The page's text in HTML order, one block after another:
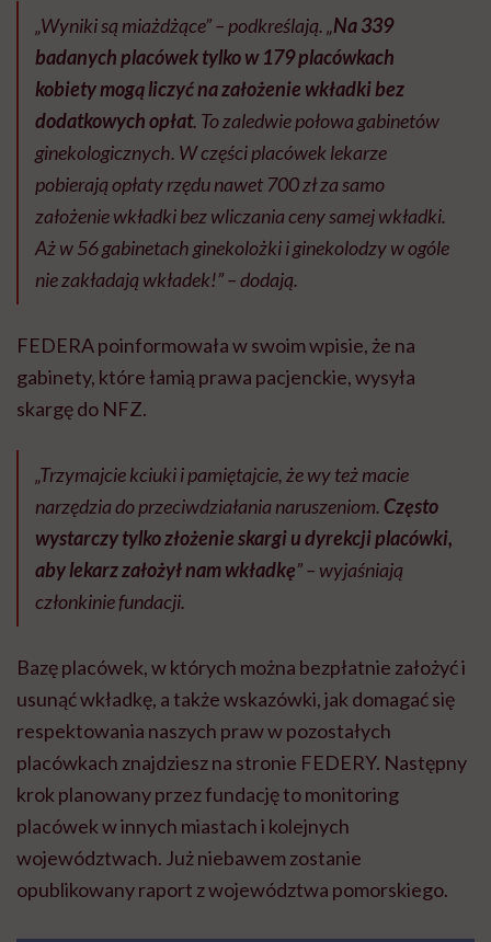
„Wyniki są miażdżące” – podkreślają. „Na 339
badanych placówek tylko w 179 placówkach
kobiety mogą liczyć na założenie wkładki bez
dodatkowych opłat. To zaledwie połowa gabinetów
ginekologicznych. W części placówek lekarze
pobierają opłaty rzędu nawet 700 zł za samo
założenie wkładki bez wliczania ceny samej wkładki.
Aż w 56 gabinetach ginekolożki i ginekolodzy w ogóle
nie zakładają wkładek!” – dodają.
FEDERA poinformowała w swoim wpisie, że na
gabinety, które łamią prawa pacjenckie, wysyła
skargę do NFZ.
„Trzymajcie kciuki i pamiętajcie, że wy też macie
narzędzia do przeciwdziałania naruszeniom. Często
wystarczy tylko złożenie skargi u dyrekcji placówki,
aby lekarz założył nam wkładkę” – wyjaśniają
członkinie fundacji.
Bazę placówek, w których można bezpłatnie założyć i
usunąć wkładkę, a także wskazówki, jak domagać się
respektowania naszych praw w pozostałych
placówkach znajdziesz na stronie FEDERY. Następny
krok planowany przez fundację to monitoring
placówek w innych miastach i kolejnych
województwach. Już niebawem zostanie
opublikowany raport z województwa pomorskiego.